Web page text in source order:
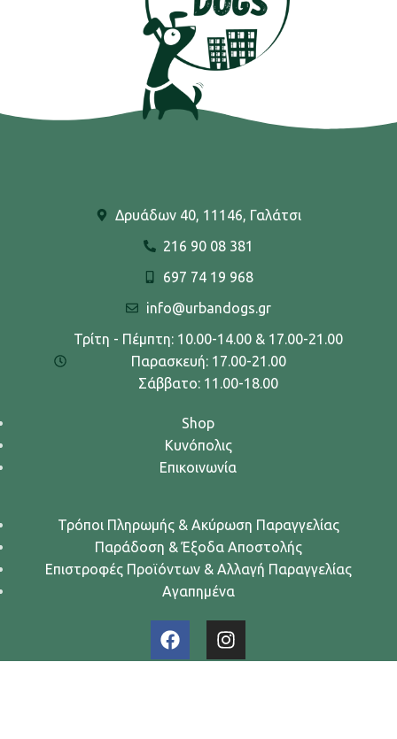
Δρυάδων 40, 11146, Γαλάτσι
216 90 08 381
697 74 19 968
info@urbandogs.gr
Τρίτη - Πέμπτη: 10.00-14.00 & 17.00-21.00
Παρασκευή: 17.00-21.00
Σάββατο: 11.00-18.00
Shop
Κυνόπολις
Επικοινωνία
Τρόποι Πληρωμής & Ακύρωση Παραγγελίας
Παράδοση & Έξοδα Αποστολής
Επιστροφές Προϊόντων & Αλλαγή Παραγγελίας
Αγαπημένα